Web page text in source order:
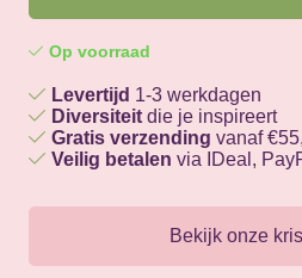
Op voorraad
Levertijd 1-3 werkdagen
Diversiteit die je inspireert
Gratis verzending vanaf
Veilig betalen via IDeal,
Bekijk onze